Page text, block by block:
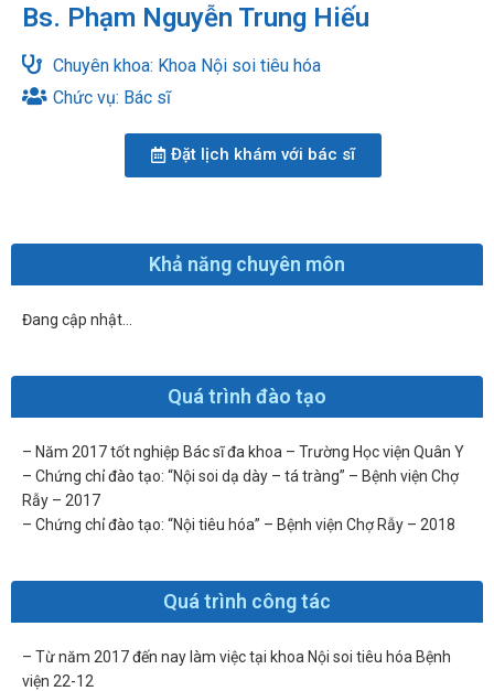
Bs. Phạm Nguyễn Trung Hiếu
Chuyên khoa: Khoa Nội soi tiêu hóa
Chức vụ: Bác sĩ
Đặt lịch khám với bác sĩ
Khả năng chuyên môn
Đang cập nhật…
Quá trình đào tạo
– Năm 2017 tốt nghiệp Bác sĩ đa khoa – Trường Học viện Quân Y
– Chứng chỉ đào tạo: “Nội soi dạ dày – tá tràng” – Bệnh viện Chợ
Rẫy – 2017
– Chứng chỉ đào tạo: “Nội tiêu hóa” – Bệnh viện Chợ Rẫy – 2018
Quá trình công tác
– Từ năm 2017 đến nay làm việc tại khoa Nội soi tiêu hóa Bệnh
viện 22-12